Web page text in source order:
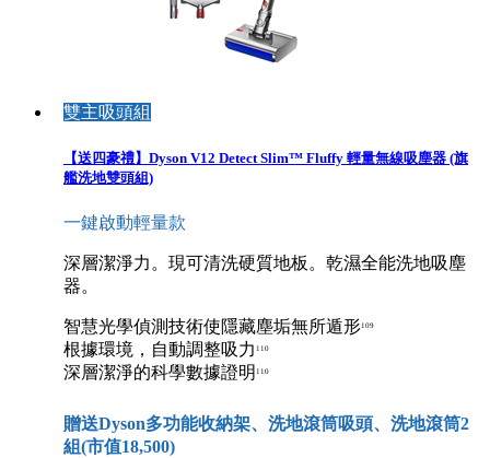
雙主吸頭組
【送四豪禮】Dyson V12 Detect Slim™ Fluffy 輕量無線吸塵器 (旗
艦洗地雙頭組)
一鍵啟動輕量款
深層潔淨力。現可清洗硬質地板。乾濕全能洗地吸塵
器。
智慧光學偵測技術使隱藏塵垢無所遁形109
根據環境，自動調整吸力 110
深層潔淨的科學數據證明 110
贈送Dyson多功能收納架、洗地滾筒吸頭、洗地滾筒2
組(市值18,500)